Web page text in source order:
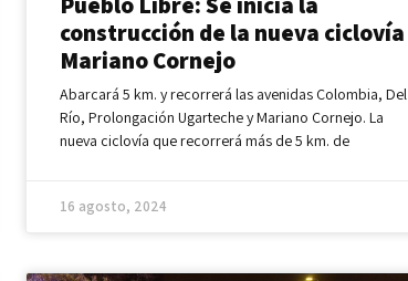
construcción de la nueva ciclovía
Mariano Cornejo
Abarcará 5 km. y recorrerá las avenidas Colombia, Del
Río, Prolongación Ugarteche y Mariano Cornejo. La
nueva ciclovía que recorrerá más de 5 km. de
16 agosto, 2024